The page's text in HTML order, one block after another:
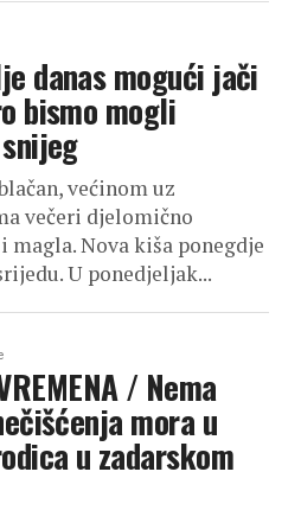
danas mogući jači
bismo mogli
većinom uz
večeri djelomično
magla. Nova kiša ponegdje
U ponedjeljak...
/ Nema
mora u
u zadarskom